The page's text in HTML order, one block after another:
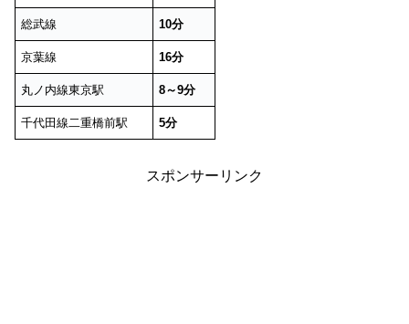
総武線 10分
京葉線 16分
丸ノ内線東京駅 8～9分
千代田線二重橋前駅 5分
スポンサーリンク